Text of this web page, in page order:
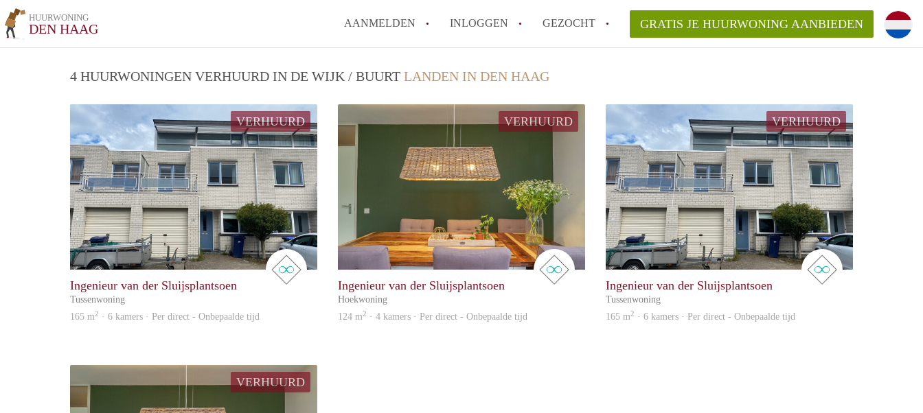
HUURWONING
DEN HAAG AANMELDEN INLOGGEN GEZOCHT GRATIS JE HUURWONING AANBIEDEN
4 HUURWONINGEN VERHUURD IN DE WIJK / BUURT LANDEN IN DEN HAAG
VERHUURD
real estate
Ingenieur van der Sluijsplantsoen
Tussenwoning
165 m2 · 6 kamers · Per direct - Onbepaalde tijd
VERHUURD
real estate
Ingenieur van der Sluijsplantsoen
Hoekwoning
124 m2 · 4 kamers · Per direct - Onbepaalde tijd
VERHUURD
real estate
Ingenieur van der Sluijsplantsoen
Tussenwoning
165 m2 · 6 kamers · Per direct - Onbepaalde tijd
VERHUURD